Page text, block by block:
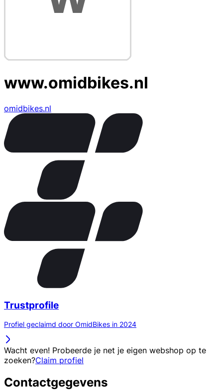
www.omidbikes.nl
omidbikes.nl
Trustprofile
Profiel geclaimd door OmidBikes in 2024
Wacht even! Probeerde je net je eigen webshop op te
zoeken?Claim profiel
Contactgegevens